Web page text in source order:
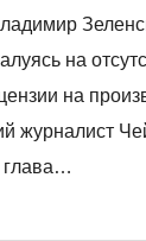
на
на
журналист
глава…